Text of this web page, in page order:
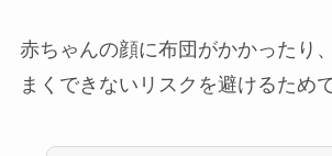
赤ちゃんの顔に布団がかかったり
まくできないリスクを避けるためで